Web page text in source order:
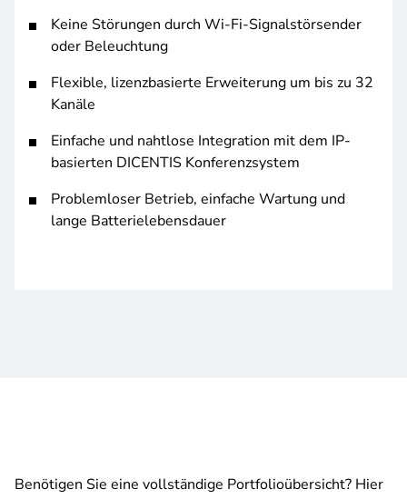
Keine Störungen durch Wi-Fi-Signalstörsender
oder Beleuchtung
Flexible, lizenzbasierte Erweiterung um bis zu 32
Kanäle
Einfache und nahtlose Integration mit dem IP-
basierten DICENTIS Konferenzsystem
Problemloser Betrieb, einfache Wartung und
lange Batterielebensdauer
Benötigen Sie eine vollständige Portfolioübersicht? Hier